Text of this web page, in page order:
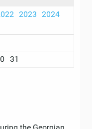
2023
2024
31